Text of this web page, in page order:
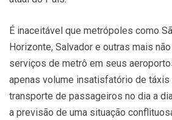
É inaceitável que metrópoles como
Horizonte, Salvador e outras mais
serviços de metrô em seus
apenas volume insatisfatório de táxis
transporte de passageiros no dia a
a previsão de uma situação